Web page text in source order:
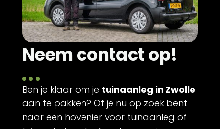
Neem contact op!
Ben je klaar om je tuinaanleg in Zwolle
aan te pakken? Of je nu op zoek bent
naar een hovenier voor tuinaanleg of